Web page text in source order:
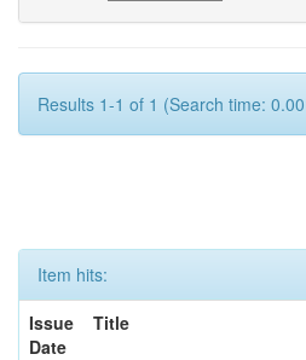
Results 1-1 of 1 (Search time:
Item hits:
Issue
Date
Title